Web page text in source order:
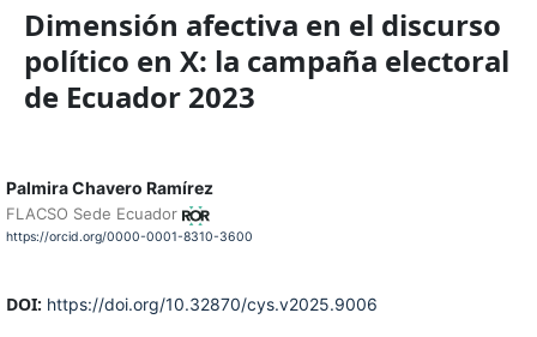
Dimensión afectiva en el discurso
político en X: la campaña electoral
de Ecuador 2023
Palmira Chavero Ramírez
FLACSO Sede Ecuador
https://orcid.org/0000-0001-8310-3600
DOI: https://doi.org/10.32870/cys.v2025.9006